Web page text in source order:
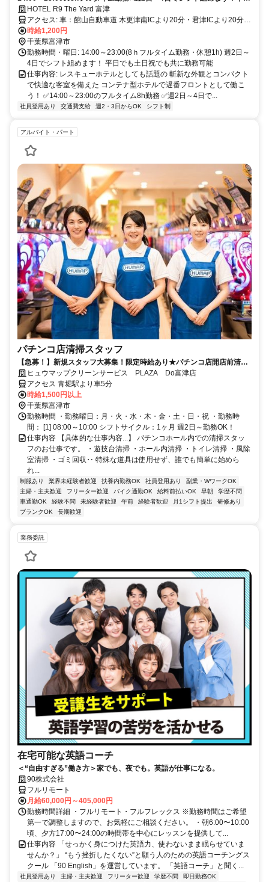
での勤務も可能！平日でも土日祝でも共に勤務可能
HOTEL R9 The Yard 富津
アクセス: 車：館山自動車道 木更津南ICより20分・君津ICより20分
電車：JR内房線 青堀駅よりタクシーで3分。徒歩16分 ※駐車場完備
(車・バイク通勤可能)
時給1,200円
千葉県富津市
勤務時間・曜日: 14:00～23:00(8ｈフルタイム勤務・休憩1h) 週2日～
4日でシフト組めます！ 平日でも土日祝でも共に勤務可能
仕事内容: レスキューホテルとしても話題の 斬新な外観とコンパクト
で快適な客室を備えた コンテナ型ホテルで遅番フロントとして働こ
う！ ✅14:00～23:00のフルタイム8h勤務 ✅週2日～4日で...
社員登用あり 交通費支給 週2・3日からOK シフト制
アルバイト・パート
パチンコ店清掃スタッフ
【急募！】新規スタッフ大募集！限定時給あり★パチンコ店開店前清
掃！未経験大歓迎！難しい作業はありません！副業可、週2日からOK！
空いた時間の有効活用
ヒュウマップクリーンサービス PLAZA Do富津店
アクセス 青堀駅より車5分
時給1,500円以上
千葉県富津市
勤務時間 ・勤務曜日：月・火・水・木・金・土・日・祝 ・勤務時
間： [1] 08:00～10:00 シフトサイクル：1ヶ月 週2日～勤務OK！
仕事内容 【具体的な仕事内容...】 パチンコホール内での清掃スタッ
フのお仕事です。 ・遊技台清掃 ・ホール内清掃 ・トイレ清掃 ・風除
室清掃 ・ゴミ回収‥ 特殊な道具は使用せず、誰でも簡単に始めら
れ...
制服あり 業界未経験者歓迎 扶養内勤務OK 社員登用あり
副業・WワークOK
主婦・主夫歓迎
フリーター歓迎 バイク通勤OK 給料前払いOK 早朝
学歴不問
車通勤OK
経験不問 未経験者歓迎 午前 経験者歓迎 月1シフト提出
研修あり
ブランクOK
長期歓迎
業務委託
在宅可能な英語コーチ
＜“自由すぎる”働き方＞家でも、夜でも。英語が仕事になる。
90株式会社
フルリモート
月給60,000円～405,000円
勤務時間詳細 ・フルリモート・フルフレックス ※勤務時間はご希望
第一で調整しますので、お気軽にご相談ください。 ・朝6:00〜10:00
頃、夕方17:00〜24:00の時間帯を中心にレッスンを提供して...
仕事内容 「せっかく身につけた英語力、使わないまま眠らせていま
せんか？」 “もう挫折したくない”と願う人のための英語コーチングス
クール 「90 English」を運営しています。 「英語コーチ」と聞く...
社員登用あり 主婦・主夫歓迎 フリーター歓迎 学歴不問
即日勤務OK